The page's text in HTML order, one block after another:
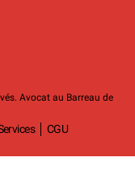
Avocat au Barreau de
CGU